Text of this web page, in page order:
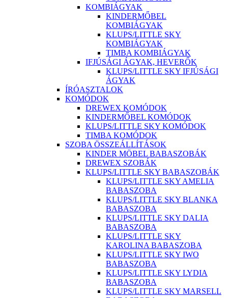
KOMBIÁGYAK
KINDERMŐBEL
KOMBIÁGYAK
KLUPS/LITTLE SKY
KOMBIÁGYAK
TIMBA KOMBIÁGYAK
IFJÚSÁGI ÁGYAK, HEVERŐK
KLUPS/LITTLE SKY IFJÚSÁGI
ÁGYAK
ÍRÓASZTALOK
KOMÓDOK
DREWEX KOMÓDOK
KINDERMŐBEL KOMÓDOK
KLUPS/LITTLE SKY KOMÓDOK
TIMBA KOMÓDOK
SZOBA ÖSSZEÁLLÍTÁSOK
KINDER MÖBEL BABASZOBÁK
DREWEX SZOBÁK
KLUPS/LITTLE SKY BABASZOBÁK
KLUPS/LITTLE SKY AMELIA
BABASZOBA
KLUPS/LITTLE SKY BLANKA
BABASZOBA
KLUPS/LITTLE SKY DALIA
BABASZOBA
KLUPS/LITTLE SKY
KAROLINA BABASZOBA
KLUPS/LITTLE SKY IWO
BABASZOBA
KLUPS/LITTLE SKY LYDIA
BABASZOBA
KLUPS/LITTLE SKY MARSELL